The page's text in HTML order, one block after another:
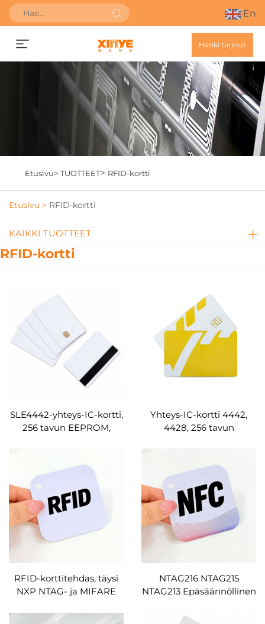
En
Hanki tarjous
Etusivu> TUOTTEET> RFID-kortti
Etusivu > RFID-kortti
KAIKKI TUOTTEET
RFID-kortti
SLE4442-yhteys-IC-kortti,
256 tavun EEPROM,
esimaksulliseen mittariin,
pääsynvalvontaan ja
kanta-asiakasohjelmaan
Yhteys-IC-kortti 4442,
4428, 256 tavun
avaimelle,
esimaksulliseen mittariin,
pääsynvalvontaan
RFID-korttitehdas, täysi
NXP NTAG- ja MIFARE
täysväripainatus,
NTAG216 NTAG215
NTAG213 Epäsäännöllinen
erikoismuotoiseksi,